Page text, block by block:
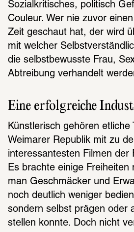
Sozialkritisches, politisch
Couleur. Wer nie zuvor
Zeit geschaut hat, der wird
mit welcher
die selbstbewusste Frau,
Abtreibung verhandelt
Eine erfolgreiche
Künstlerisch gehören etliche
Weimarer Republik mit zu
interessantesten Filmen der
Es brachte einige Freiheiten
man Geschmäcker und
noch deutlich weniger
sondern selbst prägen oder
stellen konnte. Doch nicht